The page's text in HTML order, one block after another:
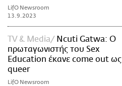
LifO Newsroom
13.9.2023
TV & Media
Ncuti Gatwa: Ο
πρωταγωνιστής του Sex
Education έκανε come out ως
queer
LifO Newsroom